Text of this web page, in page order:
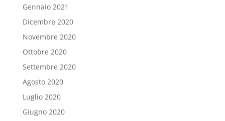
Gennaio 2021
Dicembre 2020
Novembre 2020
Ottobre 2020
Settembre 2020
Agosto 2020
Luglio 2020
Giugno 2020